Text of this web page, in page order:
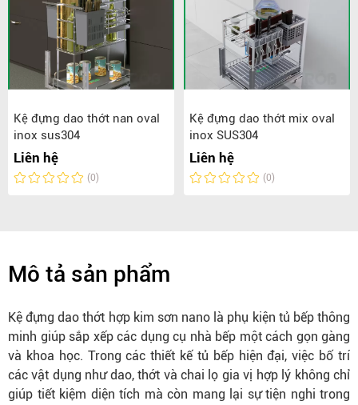
Kệ đựng dao thớt nan oval
inox sus304
Liên hệ
(0)
Kệ đựng dao thớt mix oval
inox SUS304
Liên hệ
(0)
Mô tả sản phẩm
Kệ đựng dao thớt hợp kim sơn nano là phụ kiện tủ bếp thông
minh giúp sắp xếp các dụng cụ nhà bếp một cách gọn gàng
và khoa học. Trong các thiết kế tủ bếp hiện đại, việc bố trí
các vật dụng như dao, thớt và chai lọ gia vị hợp lý không chỉ
giúp tiết kiệm diện tích mà còn mang lại sự tiện nghi trong